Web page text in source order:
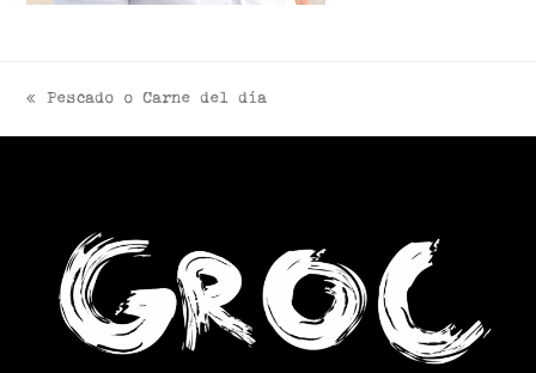
post:
Pescado o Carne del día